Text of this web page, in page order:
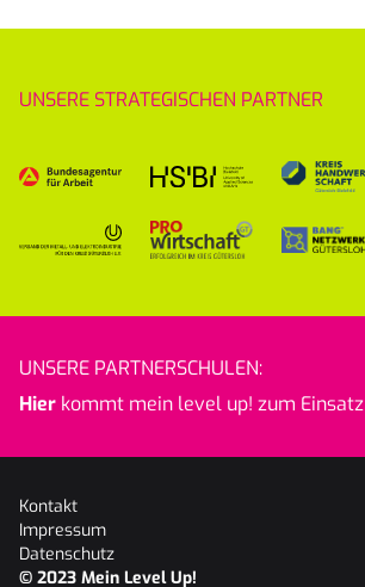
UNSERE STRATEGISCHEN PARTNER
UNSERE PARTNERSCHULEN:
Hier kommt mein level up! zum Einsatz
Kontakt
Impressum
Datenschutz
© 2023 Mein Level Up!